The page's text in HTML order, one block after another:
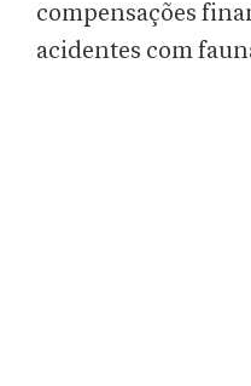
compensações
acidentes com